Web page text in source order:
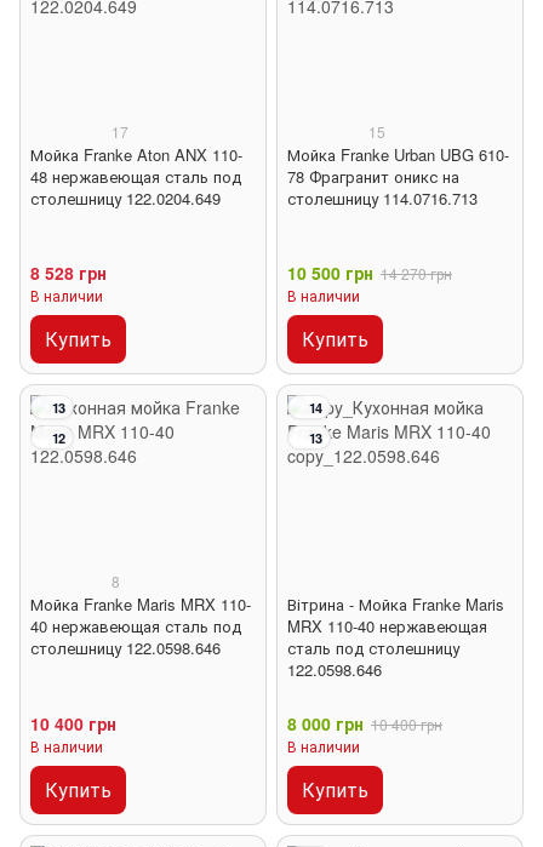
17
Мойка Franke Aton ANX 110-
48 нержавеющая сталь под
столешницу 122.0204.649
8 528 грн
В наличии
Купить
15
Мойка Franke Urban UBG 610-
78 Фрагранит оникс на
столешницу 114.0716.713
10 500 грн 14 270 грн
В наличии
Купить
13
12
8
Мойка Franke Maris MRX 110-
40 нержавеющая сталь под
столешницу 122.0598.646
10 400 грн
В наличии
Купить
14
13
Вітрина - Мойка Franke Maris
MRX 110-40 нержавеющая
сталь под столешницу
122.0598.646
8 000 грн 10 400 грн
В наличии
Купить